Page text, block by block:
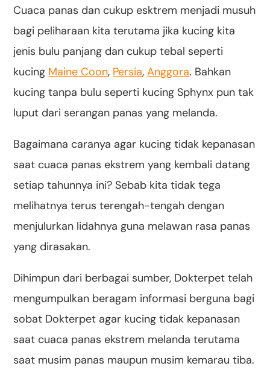
Cuaca panas dan cukup esktrem menjadi musuh
bagi peliharaan kita terutama jika kucing kita
jenis bulu panjang dan cukup tebal seperti
kucing Maine Coon, Persia,Anggora. Bahkan
kucing tanpa bulu seperti kucing Sphynx pun tak
luput dari serangan panas yang melanda.
Bagaimana caranya agar kucing tidak kepanasan
saat cuaca panas ekstrem yang kembali datang
setiap tahunnya ini? Sebab kita tidak tega
melihatnya terus terengah-tengah dengan
menjulurkan lidahnya guna melawan rasa panas
yang dirasakan.
Dihimpun dari berbagai sumber, Dokterpet telah
mengumpulkan beragam informasi berguna bagi
sobat Dokterpet agar kucing tidak kepanasan
saat cuaca panas ekstrem melanda terutama
saat musim panas maupun musim kemarau tiba.